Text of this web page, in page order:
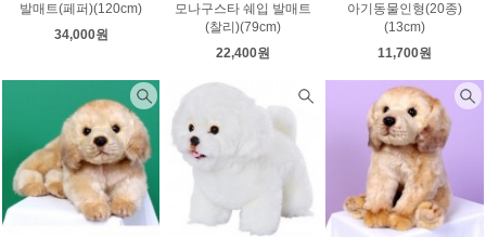
발매트(페퍼)(120cm)
34,000원
모나구스타 쉐입 발매트
(찰리)(79cm)
22,400원
아기동물인형(20종)
(13cm)
11,700원